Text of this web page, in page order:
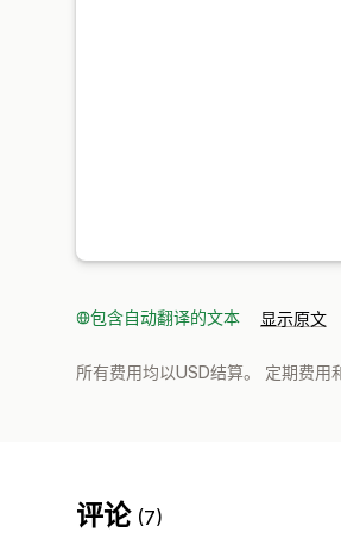
包含自动翻译的文本 显示原文
所有费用均以USD结算。 定期费用
评论 (7)